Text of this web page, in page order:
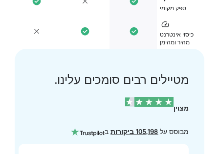
ספק מקומי
כיסוי אינטרנט
מהיר ומהימן
מטיילים רבים סומכים עלינו.
מבוסס על105,198 ביקורות ב